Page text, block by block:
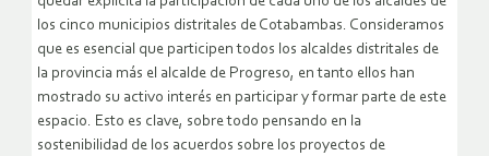
los cinco municipios distritales de Cotabambas. Consideramos
que es esencial que participen todos los alcaldes distritales de
la provincia más el alcalde de Progreso, en tanto ellos han
mostrado su activo interés en participar y formar parte de este
espacio. Esto es clave, sobre todo pensando en la
sostenibilidad de los acuerdos sobre los proyectos de